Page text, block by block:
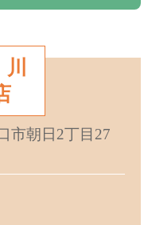
市朝日2丁目27